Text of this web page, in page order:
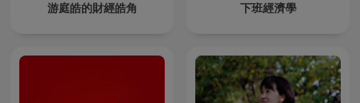
游庭皓的財經皓角 下班經濟學